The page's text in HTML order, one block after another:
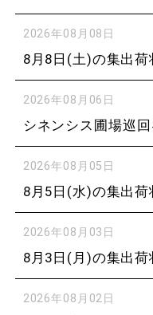
2026年08月08日
8月8日(土)の集出荷
2026年08月06日
シネンシス圃場巡
2026年08月05日
8月5日(水)の集出荷
2026年08月03日
8月3日(月)の集出荷
2026年08月02日